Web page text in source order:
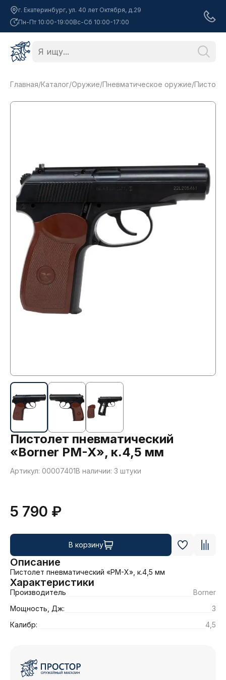
г. Екатеринбург, ул. 40 лет Октября, д.29
Пн-Пт 10:00-19:00Вс-Сб 10:00-17:00
Главная/Каталог/Оружие/Пневматическое оружие/
Пистолет пневматический
«Borner PM-X», к.4,5 мм
Артикул: 00007401В наличии: 3 штуки
5 790 ₽
В корзину
Описание
Пистолет пневматический «PM-X», к.4,5 мм
Характеристики
Производитель
Borner
Мощность, Дж:
3
Калибр:
4,5